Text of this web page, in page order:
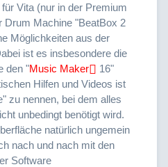
Vita (nur in der Premium
Drum Machine "BeatBox 2
Möglichkeiten aus der
ist es insbesondere die
den "Music Maker
16"
Hilfen und Videos ist
zu nennen, bei dem alles
unbedingt benötigt wird.
natürlich ungemein
nach und nach mit den
Software